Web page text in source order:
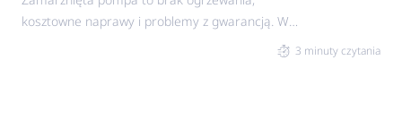
kosztowne naprawy i problemy z gwarancją. W
instalacjach monoblok nawet krótka przerwa w 3 minuty czytania